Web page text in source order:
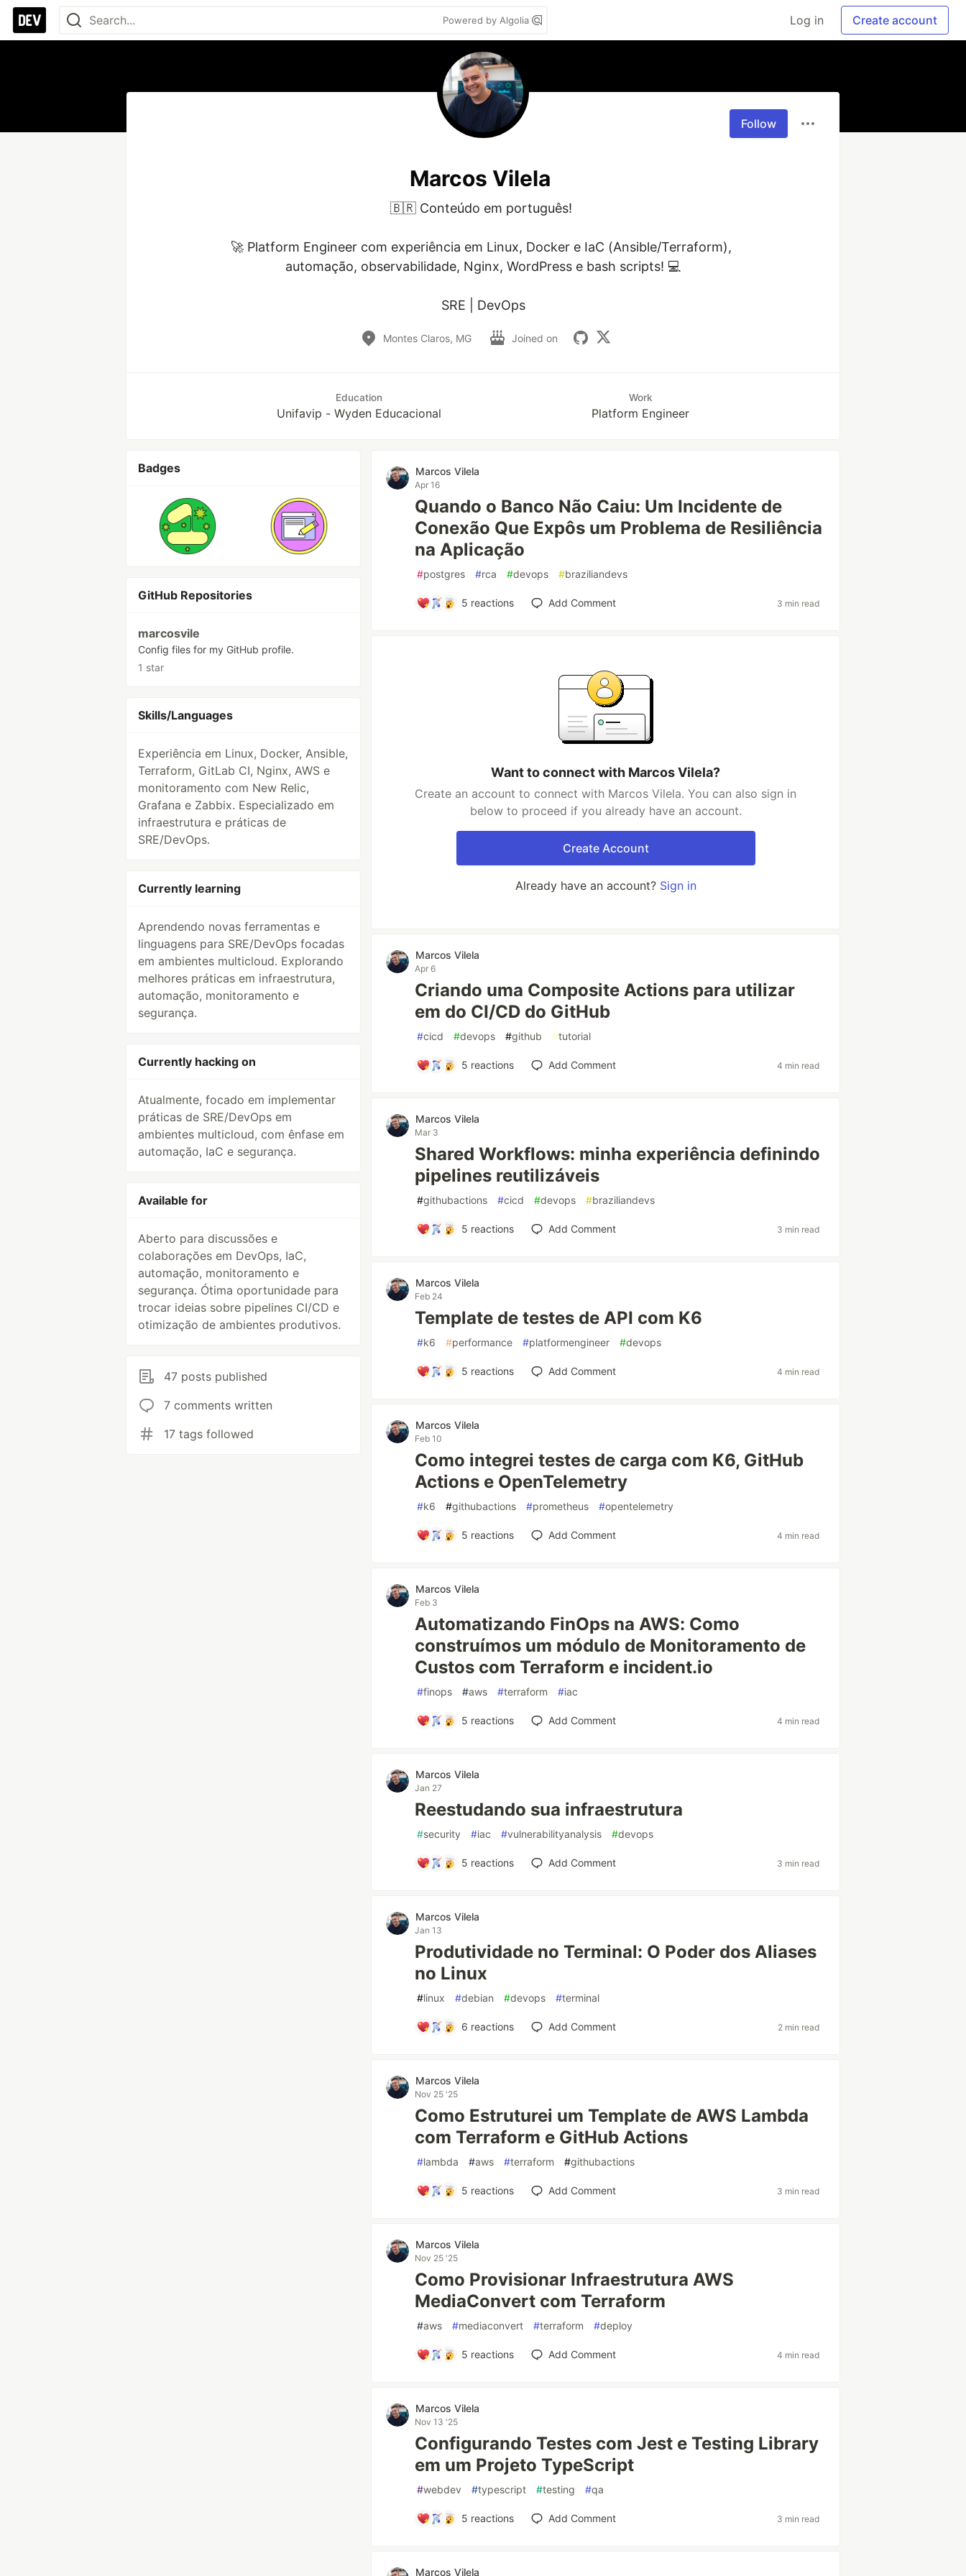
Powered by Algolia Log in Create account
Follow
Marcos Vilela
🇧🇷 Conteúdo em português!
🚀 Platform Engineer com experiência em Linux, Docker e IaC (Ansible/Terraform),
automação, observabilidade, Nginx, WordPress e bash scripts! 💻
SRE | DevOps
Montes Claros, MG Joined on
Education
Unifavip - Wyden Educacional
Work
Platform Engineer
Badges
GitHub Repositories
marcosvile
Config files for my GitHub profile.
1 star
Skills/Languages
Experiência em Linux, Docker, Ansible,
Terraform, GitLab CI, Nginx, AWS e
monitoramento com New Relic,
Grafana e Zabbix. Especializado em
infraestrutura e práticas de
SRE/DevOps.
Currently learning
Aprendendo novas ferramentas e
linguagens para SRE/DevOps focadas
em ambientes multicloud. Explorando
melhores práticas em infraestrutura,
automação, monitoramento e
segurança.
Currently hacking on
Atualmente, focado em implementar
práticas de SRE/DevOps em
ambientes multicloud, com ênfase em
automação, IaC e segurança.
Available for
Aberto para discussões e
colaborações em DevOps, IaC,
automação, monitoramento e
segurança. Ótima oportunidade para
trocar ideias sobre pipelines CI/CD e
otimização de ambientes produtivos.
47 posts published
7 comments written
17 tags followed
Marcos Vilela
Apr 16
Quando o Banco Não Caiu: Um Incidente de
Conexão Que Expôs um Problema de Resiliência
na Aplicação
#postgres #rca #devops #braziliandevs
5 reactions Add Comment 3 min read
Want to connect with Marcos Vilela?
Create an account to connect with Marcos Vilela. You can also sign in
below to proceed if you already have an account.
Create Account
Already have an account? Sign in
Marcos Vilela
Apr 6
Criando uma Composite Actions para utilizar
em do CI/CD do GitHub
#cicd #devops #github #tutorial
5 reactions Add Comment 4 min read
Marcos Vilela
Mar 3
Shared Workflows: minha experiência definindo
pipelines reutilizáveis
#githubactions #cicd #devops #braziliandevs
5 reactions Add Comment 3 min read
Marcos Vilela
Feb 24
Template de testes de API com K6
#k6 #performance #platformengineer #devops
5 reactions Add Comment 4 min read
Marcos Vilela
Feb 10
Como integrei testes de carga com K6, GitHub
Actions e OpenTelemetry
#k6 #githubactions #prometheus #opentelemetry
5 reactions Add Comment 4 min read
Marcos Vilela
Feb 3
Automatizando FinOps na AWS: Como
construímos um módulo de Monitoramento de
Custos com Terraform e incident.io
#finops #aws #terraform #iac
5 reactions Add Comment 4 min read
Marcos Vilela
Jan 27
Reestudando sua infraestrutura
#security #iac #vulnerabilityanalysis #devops
5 reactions Add Comment 3 min read
Marcos Vilela
Jan 13
Produtividade no Terminal: O Poder dos Aliases
no Linux
#linux #debian #devops #terminal
6 reactions Add Comment 2 min read
Marcos Vilela
Nov 25 '25
Como Estruturei um Template de AWS Lambda
com Terraform e GitHub Actions
#lambda #aws #terraform #githubactions
5 reactions Add Comment 3 min read
Marcos Vilela
Nov 25 '25
Como Provisionar Infraestrutura AWS
MediaConvert com Terraform
#aws #mediaconvert #terraform #deploy
5 reactions Add Comment 4 min read
Marcos Vilela
Nov 13 '25
Configurando Testes com Jest e Testing Library
em um Projeto TypeScript
#webdev #typescript #testing #qa
5 reactions Add Comment 3 min read
Marcos Vilela